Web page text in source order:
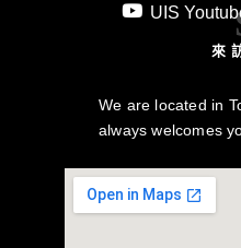
UIS
來
We are located in
always welcomes